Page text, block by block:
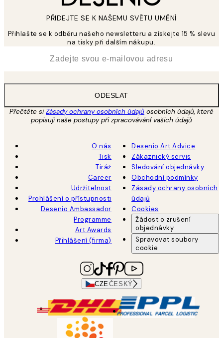
PŘIDEJTE SE K NAŠEMU SVĚTU UMĚNÍ
Přihlašte se k odběru našeho newsletteru a získejte 15 % slevu
na tisky při dalším nákupu.
ODESLAT
Přečtěte siZásady ochrany osobních údajů osobních údajů, které
popisují naše postupy při zpracovávání vašich údajů
O nás
Tisk
Tiráž
Career
Udržitelnost
Prohlášení o přístupnosti
Desenio Ambassador
Programme
Art Awards
Přihlášení (firma)
Desenio Art Advice
Zákaznický servis
Sledování objednávky
Obchodní podmínky
Zásady ochrany osobních
údajů
Cookies
Žádost o zrušení
objednávky
Spravovat soubory
cookie
CZE ČESKÝ